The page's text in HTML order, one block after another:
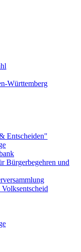
Württemberg
Entscheiden"
Bürgerbegehren und